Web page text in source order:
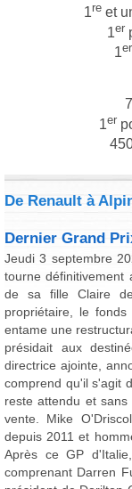
1reet
1er
1er
1er
De Renault à
Dernier Grand
Jeudi 3 septembre
tourne définitivement
de sa fille Claire
propriétaire, le fonds
entame une
présidait aux
directrice ajointe,
comprend qu'il s'agit
reste attendu et
vente. Mike
depuis 2011 et
Après ce GP
comprenant Darren